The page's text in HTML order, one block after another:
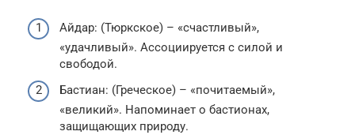
Айдар: (Тюркское) – «счастливый»,
«удачливый». Ассоциируется с силой и
свободой.
Бастиан: (Греческое) – «почитаемый»,
«великий». Напоминает о бастионах,
защищающих природу.